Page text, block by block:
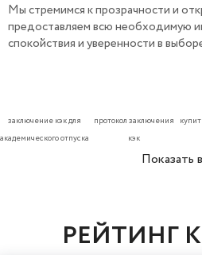
Мы стремимся к прозрачности и
предоставляем всю необходимую
спокойствия и уверенности в
заключение кэк для
академического отпуска
протокол заключения
кэк
Показать
РЕЙТИНГ